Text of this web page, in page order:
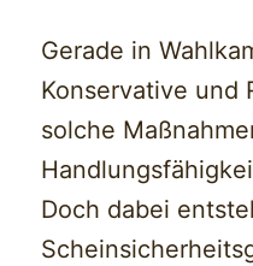
Gerade in
Konservative und
solche
Doch dabei